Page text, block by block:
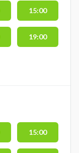
15:00
19:00
15:00